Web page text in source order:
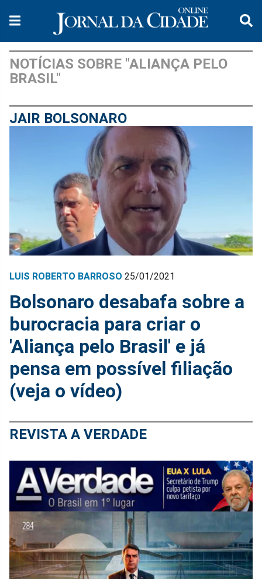
NOTÍCIAS SOBRE "ALIANÇA PELO
BRASIL"
JAIR BOLSONARO
LUIS ROBERTO BARROSO 25/01/2021
Bolsonaro desabafa sobre a
burocracia para criar o
'Aliança pelo Brasil' e já
pensa em possível filiação
(veja o vídeo)
REVISTA A VERDADE